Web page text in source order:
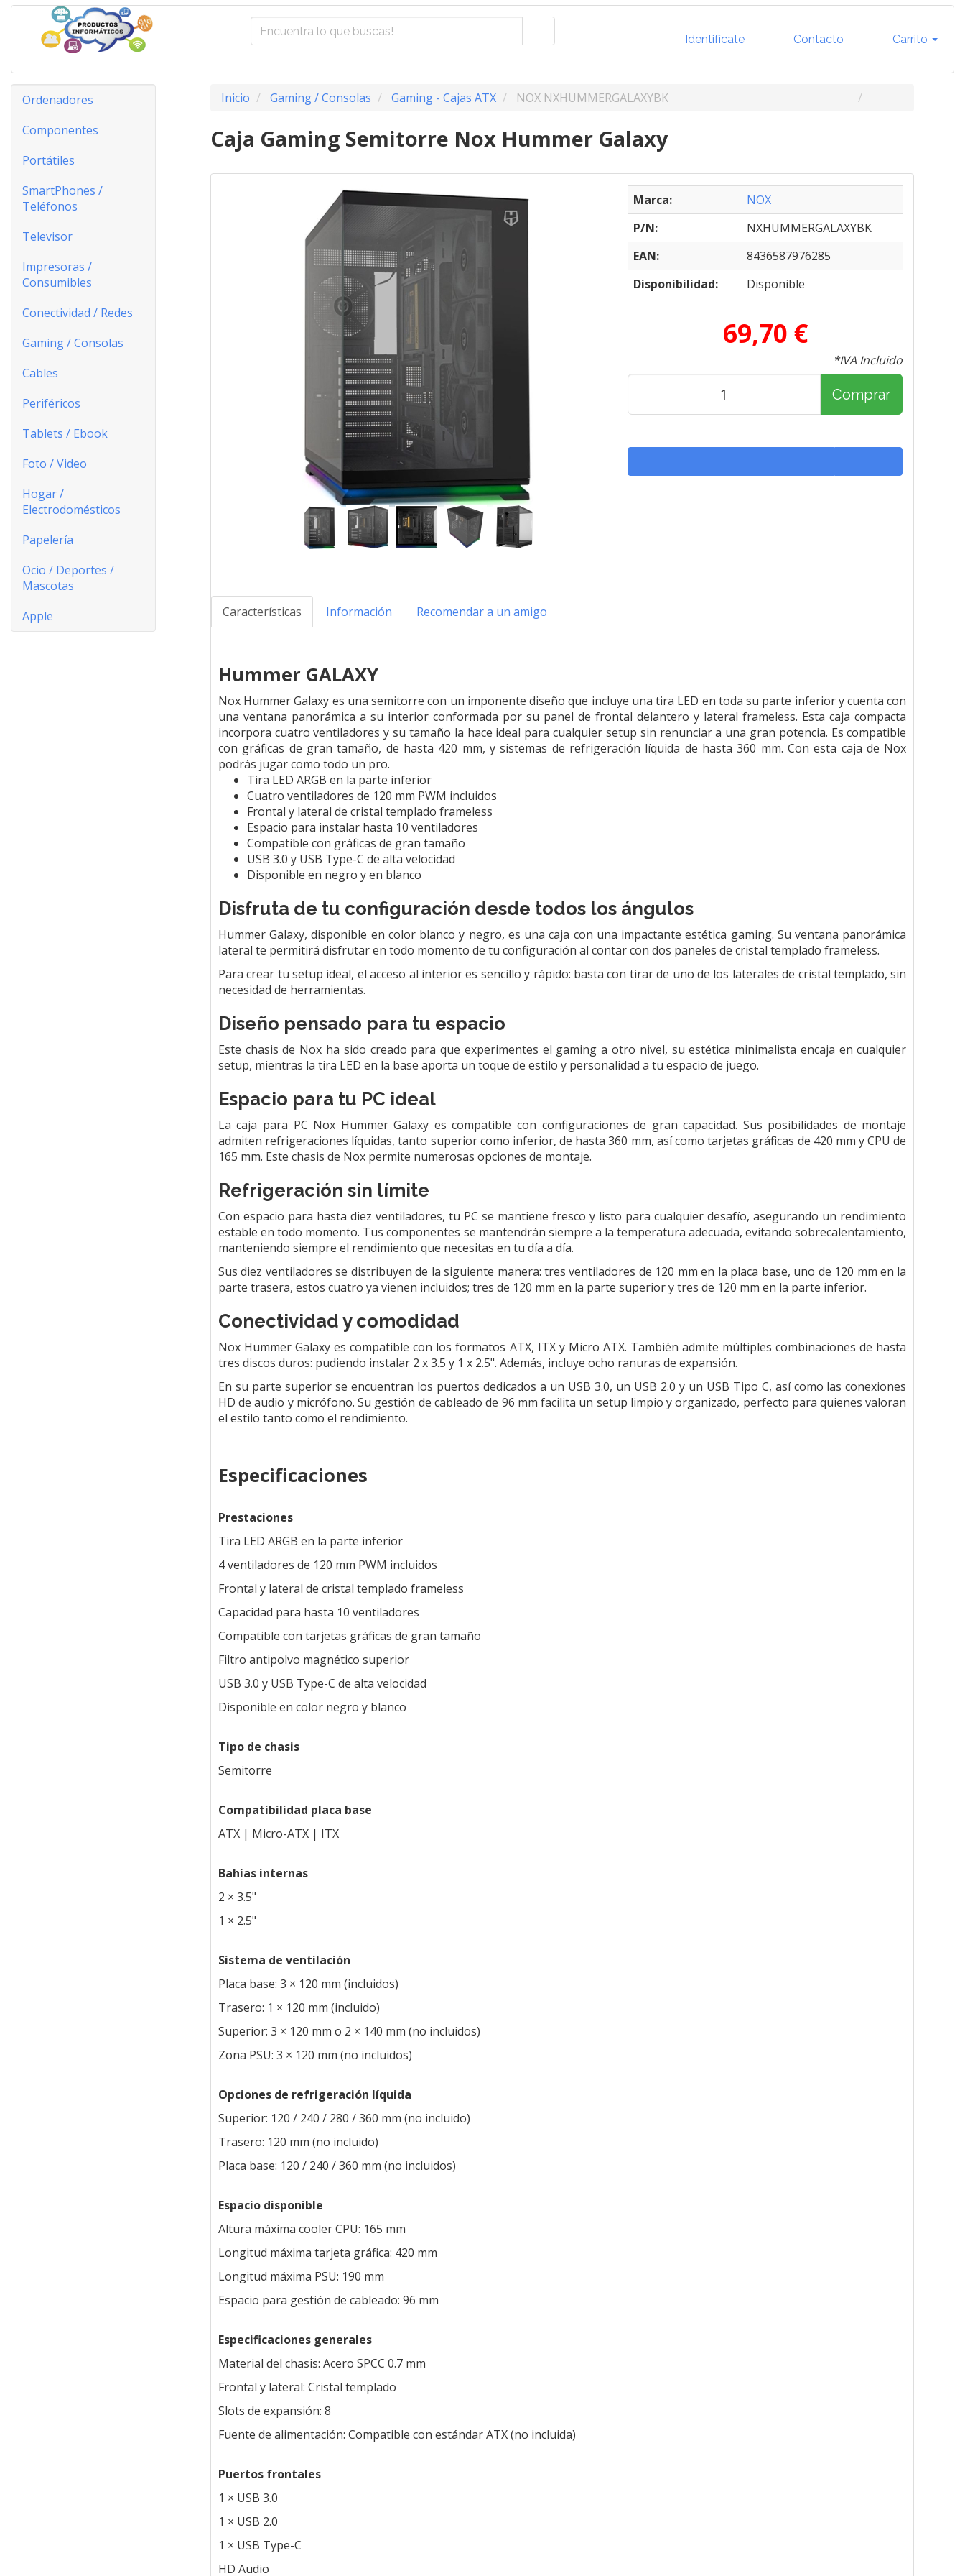
Identifícate Contacto Carrito
Ordenadores
Componentes
Portátiles
SmartPhones /
Teléfonos
Televisor
Impresoras /
Consumibles
Conectividad / Redes
Gaming / Consolas
Cables
Periféricos
Tablets / Ebook
Foto / Video
Hogar /
Electrodomésticos
Papelería
Ocio / Deportes /
Mascotas
Apple
Inicio Gaming / Consolas Gaming - Cajas ATX NOX NXHUMMERGALAXYBK
Caja Gaming Semitorre Nox Hummer Galaxy
Marca:
NOX
P/N:
NXHUMMERGALAXYBK
EAN:
8436587976285
Disponibilidad:
Disponible
69,70 €
*IVA Incluido
Comprar
Características Información Recomendar a un amigo
Hummer GALAXY
Nox Hummer Galaxy es una semitorre con un imponente diseño que incluye una tira LED en toda su parte inferior y cuenta con
una ventana panorámica a su interior conformada por su panel de frontal delantero y lateral frameless. Esta caja compacta
incorpora cuatro ventiladores y su tamaño la hace ideal para cualquier setup sin renunciar a una gran potencia. Es compatible
con gráficas de gran tamaño, de hasta 420 mm, y sistemas de refrigeración líquida de hasta 360 mm. Con esta caja de Nox
podrás jugar como todo un pro.
Tira LED ARGB en la parte inferior
Cuatro ventiladores de 120 mm PWM incluidos
Frontal y lateral de cristal templado frameless
Espacio para instalar hasta 10 ventiladores
Compatible con gráficas de gran tamaño
USB 3.0 y USB Type-C de alta velocidad
Disponible en negro y en blanco
Disfruta de tu configuración desde todos los ángulos
Hummer Galaxy, disponible en color blanco y negro, es una caja con una impactante estética gaming. Su ventana panorámica
lateral te permitirá disfrutar en todo momento de tu configuración al contar con dos paneles de cristal templado frameless.
Para crear tu setup ideal, el acceso al interior es sencillo y rápido: basta con tirar de uno de los laterales de cristal templado, sin
necesidad de herramientas.
Diseño pensado para tu espacio
Este chasis de Nox ha sido creado para que experimentes el gaming a otro nivel, su estética minimalista encaja en cualquier
setup, mientras la tira LED en la base aporta un toque de estilo y personalidad a tu espacio de juego.
Espacio para tu PC ideal
La caja para PC Nox Hummer Galaxy es compatible con configuraciones de gran capacidad. Sus posibilidades de montaje
admiten refrigeraciones líquidas, tanto superior como inferior, de hasta 360 mm, así como tarjetas gráficas de 420 mm y CPU de
165 mm. Este chasis de Nox permite numerosas opciones de montaje.
Refrigeración sin límite
Con espacio para hasta diez ventiladores, tu PC se mantiene fresco y listo para cualquier desafío, asegurando un rendimiento
estable en todo momento. Tus componentes se mantendrán siempre a la temperatura adecuada, evitando sobrecalentamiento,
manteniendo siempre el rendimiento que necesitas en tu día a día.
Sus diez ventiladores se distribuyen de la siguiente manera: tres ventiladores de 120 mm en la placa base, uno de 120 mm en la
parte trasera, estos cuatro ya vienen incluidos; tres de 120 mm en la parte superior y tres de 120 mm en la parte inferior.
Conectividad y comodidad
Nox Hummer Galaxy es compatible con los formatos ATX, ITX y Micro ATX. También admite múltiples combinaciones de hasta
tres discos duros: pudiendo instalar 2 x 3.5 y 1 x 2.5". Además, incluye ocho ranuras de expansión.
En su parte superior se encuentran los puertos dedicados a un USB 3.0, un USB 2.0 y un USB Tipo C, así como las conexiones
HD de audio y micrófono. Su gestión de cableado de 96 mm facilita un setup limpio y organizado, perfecto para quienes valoran
el estilo tanto como el rendimiento.
Especificaciones
Prestaciones
Tira LED ARGB en la parte inferior
4 ventiladores de 120 mm PWM incluidos
Frontal y lateral de cristal templado frameless
Capacidad para hasta 10 ventiladores
Compatible con tarjetas gráficas de gran tamaño
Filtro antipolvo magnético superior
USB 3.0 y USB Type-C de alta velocidad
Disponible en color negro y blanco
Tipo de chasis
Semitorre
Compatibilidad placa base
ATX | Micro-ATX | ITX
Bahías internas
2 × 3.5"
1 × 2.5"
Sistema de ventilación
Placa base: 3 × 120 mm (incluidos)
Trasero: 1 × 120 mm (incluido)
Superior: 3 × 120 mm o 2 × 140 mm (no incluidos)
Zona PSU: 3 × 120 mm (no incluidos)
Opciones de refrigeración líquida
Superior: 120 / 240 / 280 / 360 mm (no incluido)
Trasero: 120 mm (no incluido)
Placa base: 120 / 240 / 360 mm (no incluidos)
Espacio disponible
Altura máxima cooler CPU: 165 mm
Longitud máxima tarjeta gráfica: 420 mm
Longitud máxima PSU: 190 mm
Espacio para gestión de cableado: 96 mm
Especificaciones generales
Material del chasis: Acero SPCC 0.7 mm
Frontal y lateral: Cristal templado
Slots de expansión: 8
Fuente de alimentación: Compatible con estándar ATX (no incluida)
Puertos frontales
1 × USB 3.0
1 × USB 2.0
1 × USB Type-C
HD Audio